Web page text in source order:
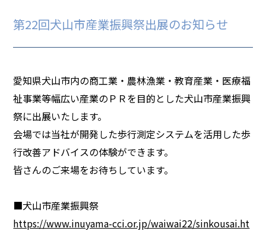
第22回犬山市産業振興祭出展のお知らせ
愛知県犬山市内の商工業・農林漁業・教育産業・医療福
祉事業等幅広い産業のＰＲを目的とした犬山市産業振興
祭に出展いたします。
会場では当社が開発した歩行測定システムを活用した歩
行改善アドバイスの体験ができます。
皆さんのご来場をお待ちしています。
■犬山市産業振興祭
https://www.inuyama-cci.or.jp/waiwai22/sinkousai.ht